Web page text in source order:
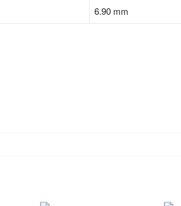
6.90 mm